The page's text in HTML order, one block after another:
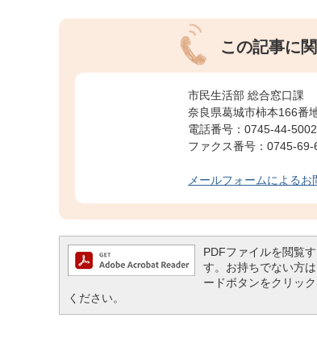
この記事に
市民生活部 総合窓口課
奈良県葛城市柿本166番
電話番号：0745-44-5002
ファクス番号：0745-69-
メールフォームによるお
PDFファイルを閲覧
す。お持ちでない方
ードボタンをクリッ
ください。